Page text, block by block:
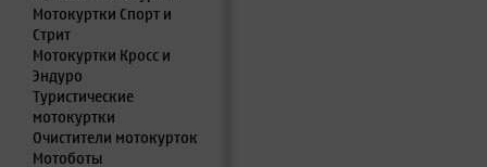
Мотокуртки Спорт и
Стрит
Мотокуртки Кросс и
Эндуро
Туристические
мотокуртки
Очистители мотокурток
Мотоботы